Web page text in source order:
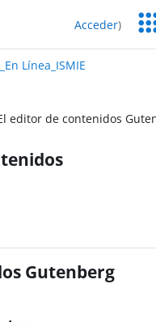
Acceder)
Línea_ISMIE
Gutenberg